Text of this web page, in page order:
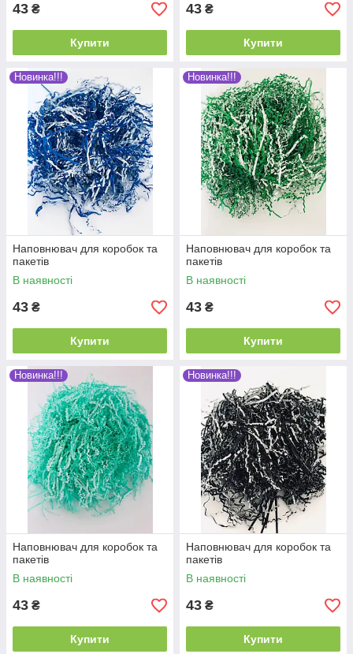
43 ₴
Купити
43 ₴
Купити
Новинка!!!
Наповнювач для коробок та
пакетів
В наявності
43 ₴
Купити
Новинка!!!
Наповнювач для коробок та
пакетів
В наявності
43 ₴
Купити
Новинка!!!
Наповнювач для коробок та
пакетів
В наявності
43 ₴
Купити
Новинка!!!
Наповнювач для коробок та
пакетів
В наявності
43 ₴
Купити